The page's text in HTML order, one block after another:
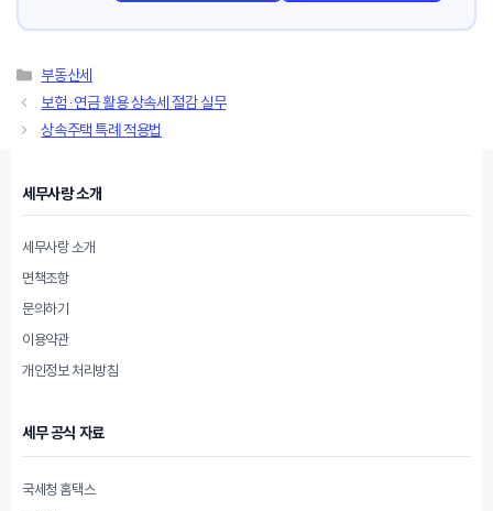
카
테
고
리
부동산세
보험·연금 활용 상속세 절감 실무
상속주택 특례 적용법
세무사랑 소개
세무사랑 소개
면책조항
문의하기
이용약관
개인정보 처리방침
세무 공식 자료
국세청 홈택스